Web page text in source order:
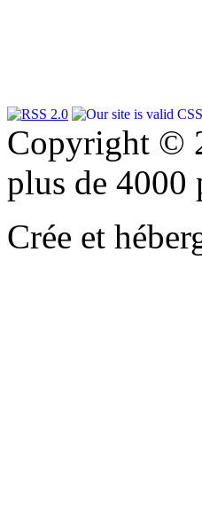
Copyright ©
plus de 4000
Crée et